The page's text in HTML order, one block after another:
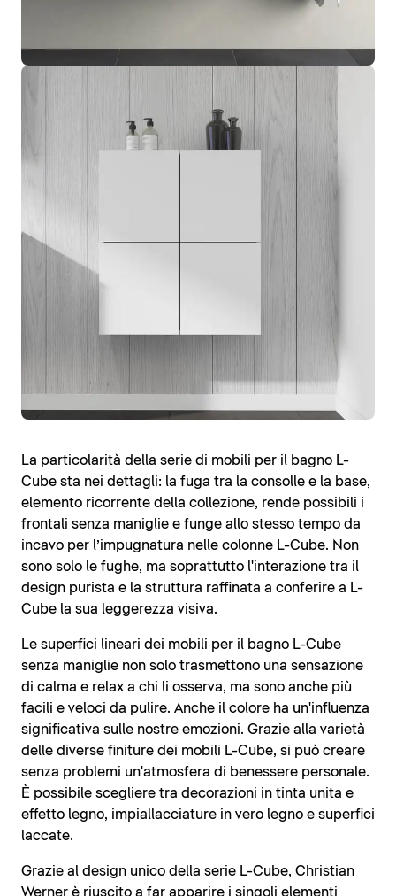
La particolarità della serie di mobili per il bagno L-
Cube sta nei dettagli: la fuga tra la consolle e la base,
elemento ricorrente della collezione, rende possibili i
frontali senza maniglie e funge allo stesso tempo da
incavo per l’impugnatura nelle colonne L-Cube. Non
sono solo le fughe, ma soprattutto l'interazione tra il
design purista e la struttura raffinata a conferire a L-
Cube la sua leggerezza visiva.
Le superfici lineari dei mobili per il bagno L-Cube
senza maniglie non solo trasmettono una sensazione
di calma e relax a chi li osserva, ma sono anche più
facili e veloci da pulire. Anche il colore ha un'influenza
significativa sulle nostre emozioni. Grazie alla varietà
delle diverse finiture dei mobili L-Cube, si può creare
senza problemi un'atmosfera di benessere personale.
È possibile scegliere tra decorazioni in tinta unita e
effetto legno, impiallacciature in vero legno e superfici
laccate.
Grazie al design unico della serie L-Cube, Christian
Werner è riuscito a far apparire i singoli elementi